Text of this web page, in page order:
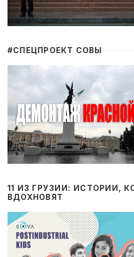
#CПЕЦПРОЕКТ СОВЫ
11 ИЗ ГРУЗИИ: ИСТОРИИ,
ВДОХНОВЯТ